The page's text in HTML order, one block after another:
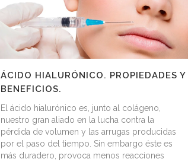
LIPOESCULTURA
ABDOMINOPLASTIA
LIPOTRANSFERENCIA
ÁCIDO HIALURÓNICO. PROPIEDADES Y
BENEFICIOS.
El ácido hialurónico es, junto al colágeno,
nuestro gran aliado en la lucha contra la
pérdida de volumen y las arrugas producidas
por el paso del tiempo. Sin embargo éste es
más duradero, provoca menos reacciones